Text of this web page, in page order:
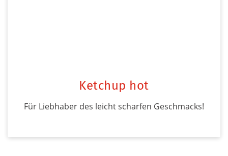
Ketchup hot
Für Liebhaber des leicht scharfen Geschmacks!